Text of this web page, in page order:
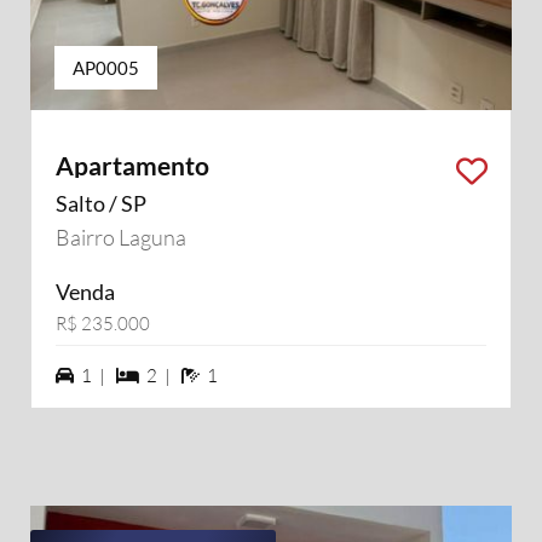
AP0005
Apartamento
Salto / SP
Bairro Laguna
Venda
R$ 235.000
1 vagas na garagem
1 | 2 dormiórios
2 | 1 banheiros
1